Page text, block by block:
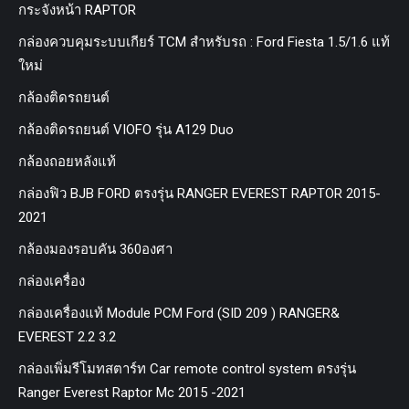
กระจังหน้า RAPTOR
กล่องควบคุมระบบเกียร์ TCM สำหรับรถ : Ford Fiesta 1.5/1.6 แท้
ใหม่
กล้องติดรถยนต์
กล้องติดรถยนต์ VIOFO รุ่น A129 Duo
กล้องถอยหลังแท้
กล่องฟิว BJB FORD ตรงรุ่น RANGER EVEREST RAPTOR 2015-
2021
กล้องมองรอบคัน 360องศา
กล่องเครื่อง
กล่องเครื่องแท้ Module PCM Ford (SID 209 ) RANGER&
EVEREST 2.2 3.2
กล่องเพิ่มรีโมทสตาร์ท Car remote control system ตรงรุ่น
Ranger Everest Raptor Mc 2015 -2021